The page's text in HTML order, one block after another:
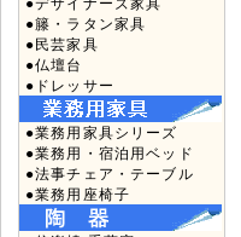
●籐・ラタン家具
●民芸家具
●仏壇台
●ドレッサー
●業務用家具シリーズ
●業務用・宿泊用ベッド
●法事チェア・テーブル
●業務用座椅子